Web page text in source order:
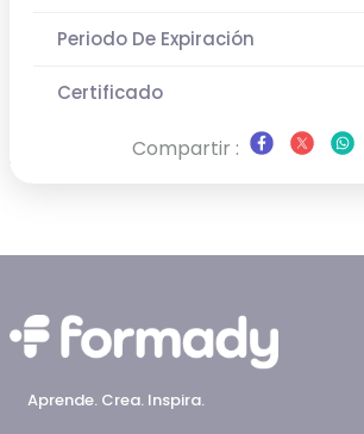
Periodo De Expiración
Certificado
Compartir :
Aprende. Crea. Inspira.